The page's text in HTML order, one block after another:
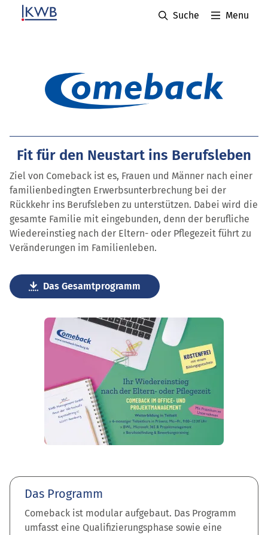
Suche Menu
Fit für den Neustart ins Berufsleben
Ziel von Comeback ist es, Frauen und Männer nach einer
familienbedingten Erwerbsunterbrechung bei der
Rückkehr ins Berufsleben zu unterstützen. Dabei wird die
gesamte Familie mit eingebunden, denn der berufliche
Wiedereinstieg nach der Eltern- oder Pflegezeit führt zu
Veränderungen im Familienleben.
Das Gesamtprogramm
Das Programm
Comeback ist modular aufgebaut. Das Programm
umfasst eine Qualifizierungsphase sowie eine